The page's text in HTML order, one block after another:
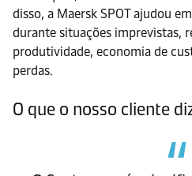
disso, a Maersk SPOT ajudou
durante situações imprevistas,
produtividade, economia de
perdas.
O que o nosso cliente